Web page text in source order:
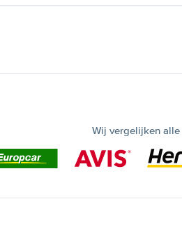
Wij vergelijken